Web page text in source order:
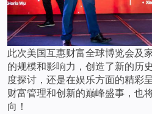
此次美国互惠财富全球博览会及
的规模和影响力，创造了新的历
度探讨，还是在娱乐方面的精彩
财富管理和创新的巅峰盛事，也
向！